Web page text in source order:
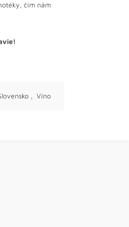
čím nám
, Víno